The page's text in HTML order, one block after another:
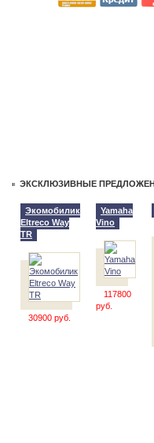
ЭКСКЛЮЗИВНЫЕ
Экомобилик
Eltreco Way
TR
30900 руб.
Yamaha
Vino
117800
руб.